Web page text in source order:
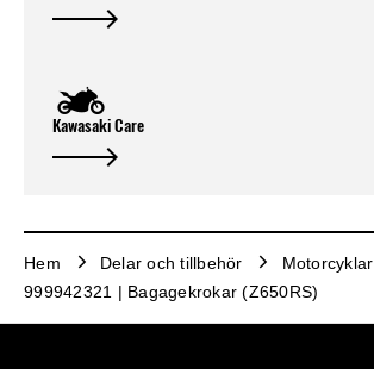
Kawasaki Care
Hem Delar och tillbehör Motorcyklar
999942321 | Bagagekrokar (Z650RS)